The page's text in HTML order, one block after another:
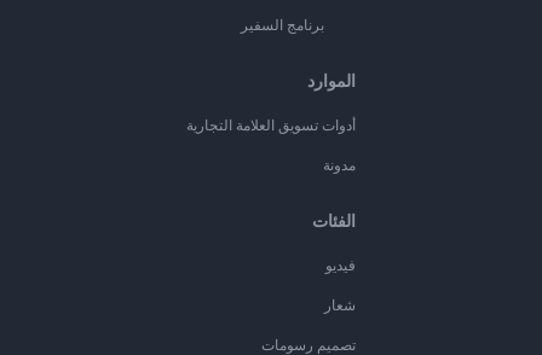
برنامج السفير
الموارد
أدوات تسويق العلامة التجارية
مدونة
الفئات
فيديو
شعار
تصميم رسومات